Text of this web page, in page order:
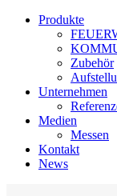
Produkte
Zubehör
Unternehmen
Medien
Messen
Kontakt
News